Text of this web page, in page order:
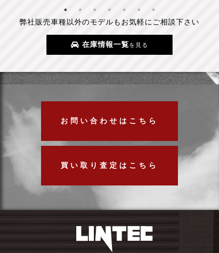
弊社販売車種以外のモデルもお気軽にご相談下さい
在庫情報一覧を見る
お問い合わせはこちら
買い取り査定はこちら